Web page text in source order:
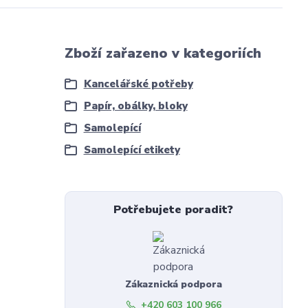
Zboží zařazeno v kategoriích
Kancelářské potřeby
Papír, obálky, bloky
Samolepící
Samolepící etikety
Potřebujete poradit?
Zákaznická podpora
+420 603 100 966